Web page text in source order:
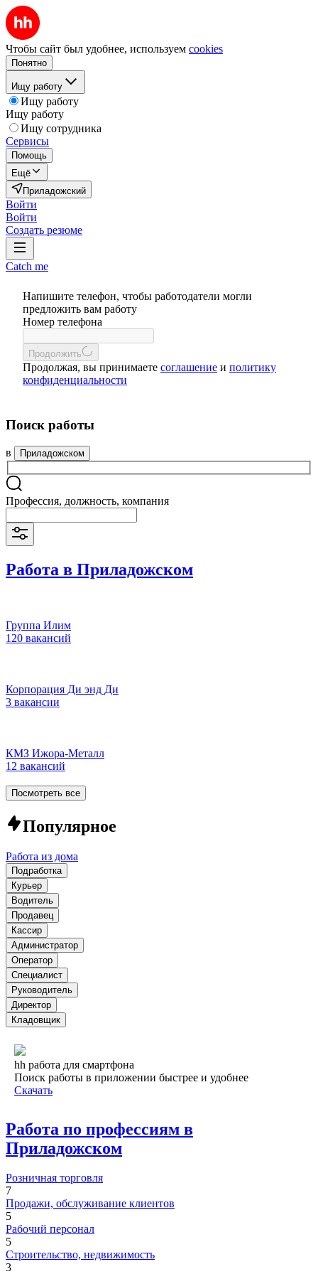
Чтобы сайт был удобнее, используем cookies
Понятно
Ищу работу
Ищу работу
Ищу работу
Ищу сотрудника
Сервисы
Помощь
Ещё
Приладожский
Войти
Войти
Создать резюме
Catch me
Напишите телефон, чтобы работодатели могли
предложить вам работу
Номер телефона
Продолжить
Продолжая, вы принимаете соглашение и политику
конфиденциальности
Поиск работы
в Приладожском
Профессия, должность, компания
Работа в Приладожском
Группа Илим
120 вакансий
Корпорация Ди энд Ди
3 вакансии
КМЗ Ижора-Металл
12 вакансий
Посмотреть все
Популярное
Работа из дома
Подработка
Курьер
Водитель
Продавец
Кассир
Администратор
Оператор
Специалист
Руководитель
Директор
Кладовщик
hh работа для смартфона
Поиск работы в приложении быстрее и удобнее
Скачать
Работа по профессиям в
Приладожском
Розничная торговля
7
Продажи, обслуживание клиентов
5
Рабочий персонал
5
Строительство, недвижимость
3